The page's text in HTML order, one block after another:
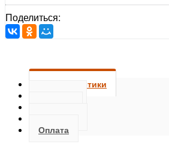
Поделиться:
Характеристики
Оплата